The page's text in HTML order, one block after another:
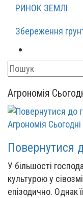
РИНОК ЗЕМЛІ
Збереження
Агрономія
Агрономія Сьогодні
Повернутися
У більшості
культурою у
епізодично. Однак